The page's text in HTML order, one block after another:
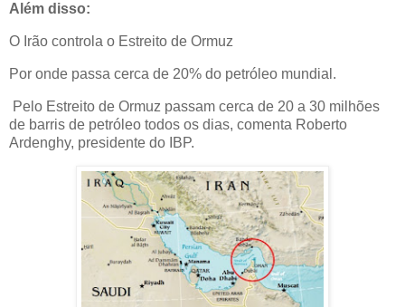
Além disso:
O Irão controla o Estreito de Ormuz
Por onde passa cerca de 20% do petróleo mundial.
Pelo Estreito de Ormuz passam cerca de 20 a 30 milhões
de barris de petróleo todos os dias, comenta Roberto
Ardenghy, presidente do IBP.